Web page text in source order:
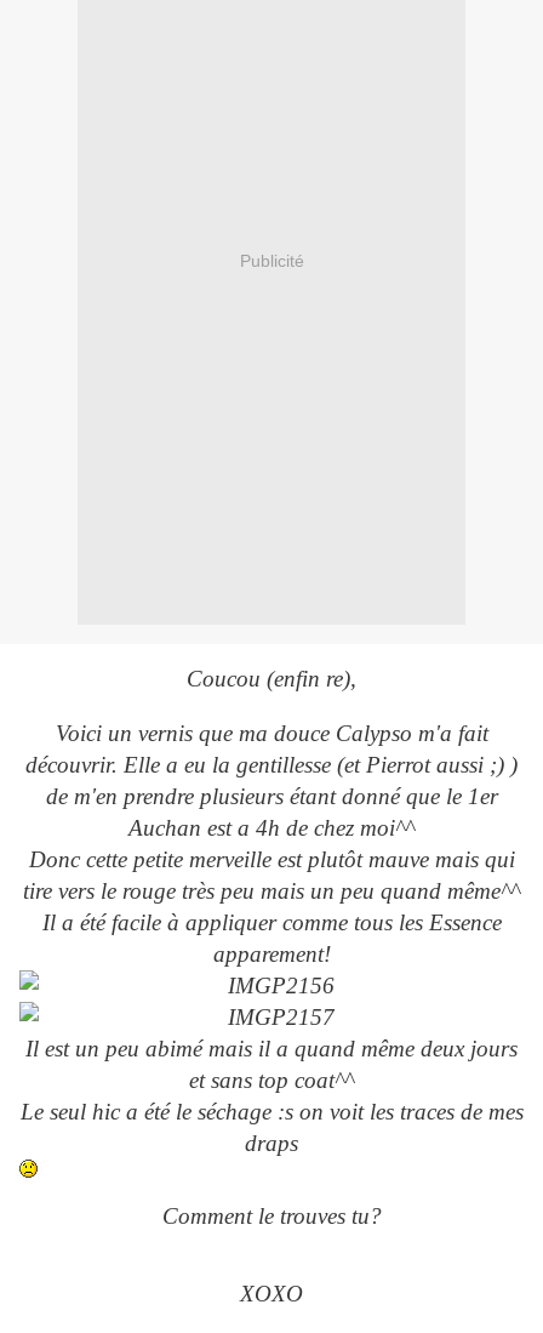
Publicité
Coucou (enfin re),
Voici un vernis que ma douce Calypso m'a fait
découvrir. Elle a eu la gentillesse (et Pierrot aussi ;) )
de m'en prendre plusieurs étant donné que le 1er
Auchan est a 4h de chez moi^^
Donc cette petite merveille est plutôt mauve mais qui
tire vers le rouge très peu mais un peu quand même^^
Il a été facile à appliquer comme tous les Essence
apparement!
Il est un peu abimé mais il a quand même deux jours
et sans top coat^^
Le seul hic a été le séchage :s on voit les traces de mes
draps
Comment le trouves tu?
XOXO